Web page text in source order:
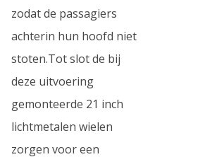
zodat de passagiers
achterin hun hoofd niet
stoten.Tot slot de bij
deze uitvoering
gemonteerde 21 inch
lichtmetalen wielen
zorgen voor een